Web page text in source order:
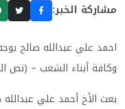
مشاركة الخبر:
احمد علي عبدالله صالح
وكافة أبناء الشعب – (نص
بعث الأخ أحمد علي عبدالله